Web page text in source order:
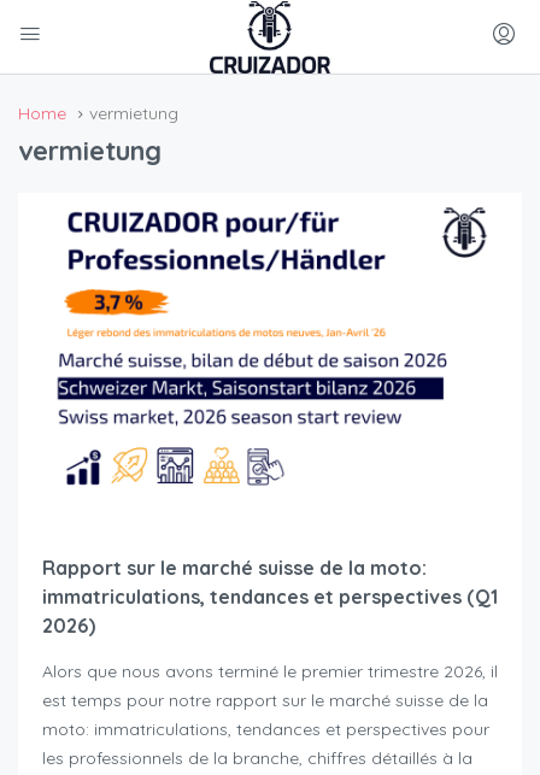
Home vermietung
vermietung
Rapport sur le marché suisse de la moto:
immatriculations, tendances et perspectives (Q1
2026)
Alors que nous avons terminé le premier trimestre 2026, il
est temps pour notre rapport sur le marché suisse de la
moto: immatriculations, tendances et perspectives pour
les professionnels de la branche, chiffres détaillés à la